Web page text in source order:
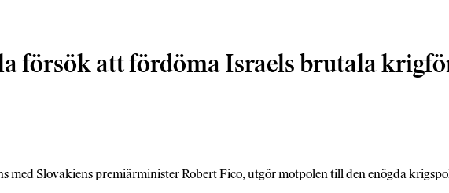
försök att fördöma Israels brutala
med Slovakiens premiärminister Robert Fico, utgör motpolen till den enögda